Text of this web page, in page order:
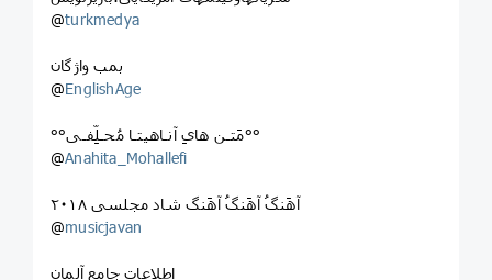
@turkmedya
بمب واژگان
@EnglishAge
°°مَتـن هایِ آنـاهیتـا مُحـلِّفـی°°
@Anahita_Mohallefi
آهَنگُ آهَنگُ آهَنگ شاد مجلسی ۲۰۱۸
@musicjavan
اطلاعات جامع آلمان